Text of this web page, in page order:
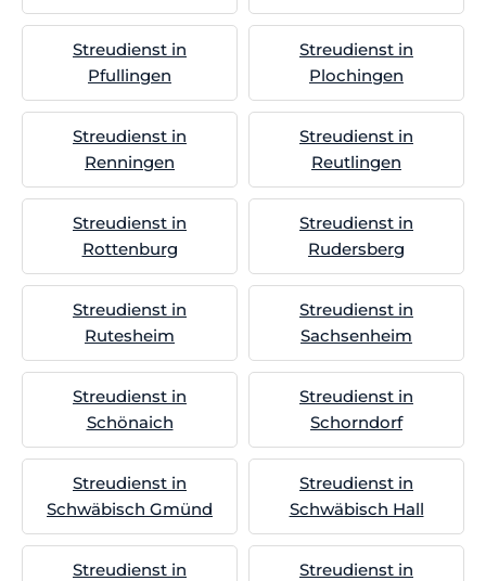
Streudienst in
Pfullingen
Streudienst in
Plochingen
Streudienst in
Renningen
Streudienst in
Reutlingen
Streudienst in
Rottenburg
Streudienst in
Rudersberg
Streudienst in
Rutesheim
Streudienst in
Sachsenheim
Streudienst in
Schönaich
Streudienst in
Schorndorf
Streudienst in
Schwäbisch Gmünd
Streudienst in
Schwäbisch Hall
Streudienst in
Streudienst in